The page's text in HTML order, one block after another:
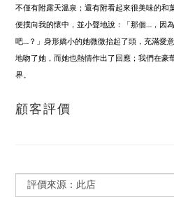
不僅有附露天溫泉；還有附看起來很美味的和
便撲向我的懷中，並小聲地說：「那個…，因
吧…？」身形嬌小的她微微抬起了頭，充滿愛
地吻了她，而她也熱情作出了回應；我們在豪
界。
顧客評價